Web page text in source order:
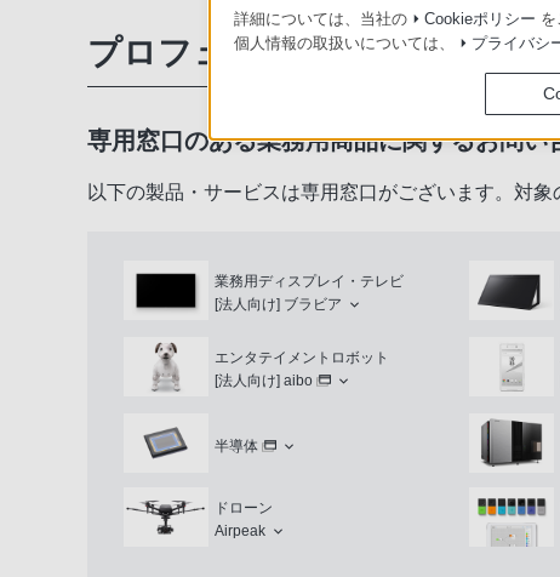
プロフェッショナル／業務用
専用窓口のある業務用商品に関するお問い
以下の製品・サービスは専用窓口がございます。対
業務用ディスプレイ・テレビ
[法人向け] ブラビア
エンタテイメントロボット
[法人向け] aibo
半導体
ドローン
Airpeak
詳細については、当社の Cookieポリシー を
個人情報の取扱いについては、
プライバシ